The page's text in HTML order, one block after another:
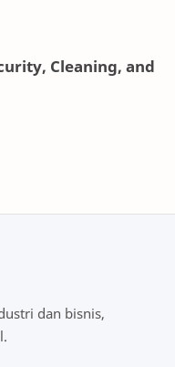
Cleaning, and
dan bisnis,